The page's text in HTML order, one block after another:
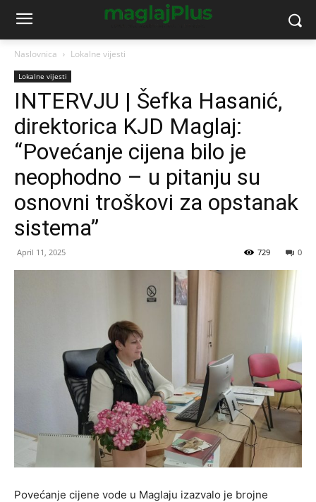
Naslovnica Lokalne vijesti
Lokalne vijesti
INTERVJU | Šefka Hasanić,
direktorica KJD Maglaj:
“Povećanje cijena bilo je
neophodno – u pitanju su
osnovni troškovi za opstanak
sistema”
April 11, 2025 0
729
Povećanje cijene vode u Maglaju izazvalo je brojne